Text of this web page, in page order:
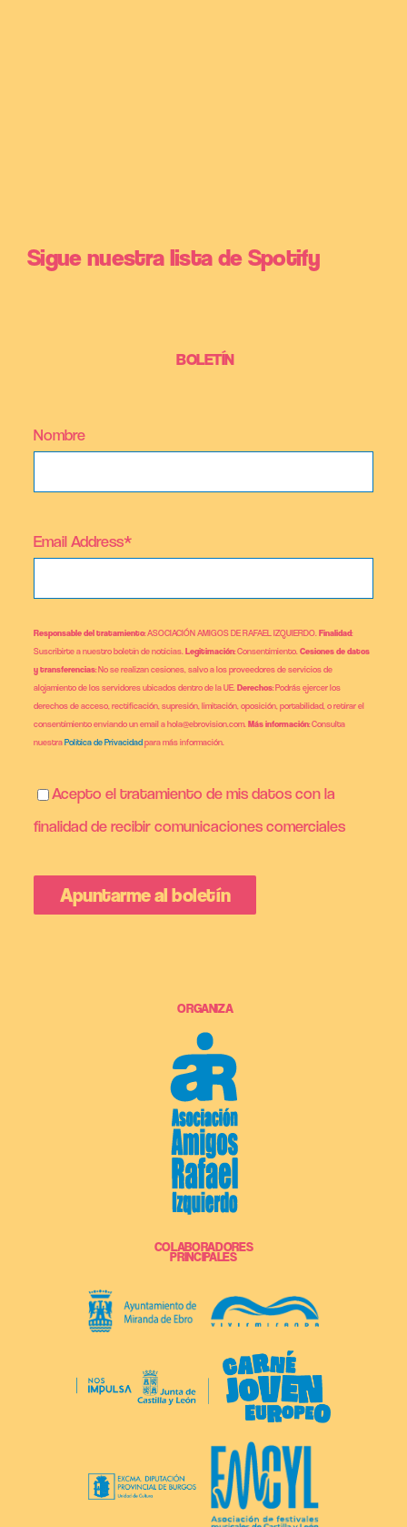
Sigue nuestra lista de Spotify
BOLETÍN
Nombre
Email Address*
Responsable del tratamiento: ASOCIACIÓN AMIGOS DE RAFAEL IZQUIERDO.Finalidad:
Suscribirte a nuestro boletín de noticias.Legitimación: Consentimiento.Cesiones de datos
y transferencias: No se realizan cesiones, salvo a los proveedores de servicios de
alojamiento de los servidores ubicados dentro de la UE.Derechos: Podrás ejercer los
derechos de acceso, rectificación, supresión, limitación, oposición, portabilidad, o retirar el
consentimiento enviando un email a hola@ebrovision.com.Más información: Consulta
nuestraPolítica de Privacidadpara más información.
Acepto el tratamiento de mis datos con la
finalidad de recibir comunicaciones comerciales
ORGANIZA
COLABORADORES
PRINCIPALES